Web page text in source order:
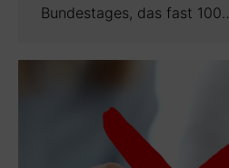
Bundestages, das fast 100…